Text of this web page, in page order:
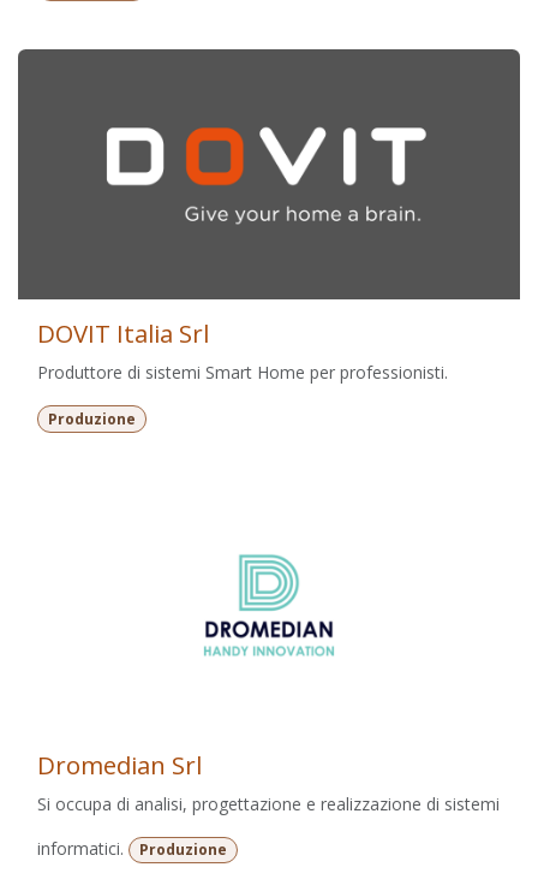
DOVIT Italia Srl
Produttore di sistemi Smart Home per professionisti.
Produzione
Dromedian Srl
Si occupa di analisi, progettazione e realizzazione di sistemi
informatici.
Produzione